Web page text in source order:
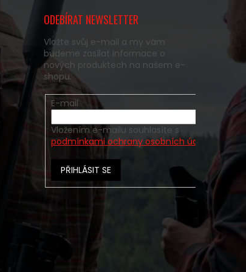
ODEBÍRAT NEWSLETTER
Vložte svůj e-mail a my vám
budeme zasílat informace o
nových produktech na našem e-
shopu.
E-mail
Vložením e-mailu souhlasíte s
podmínkami ochrany osobních údajů
PŘIHLÁSIT SE